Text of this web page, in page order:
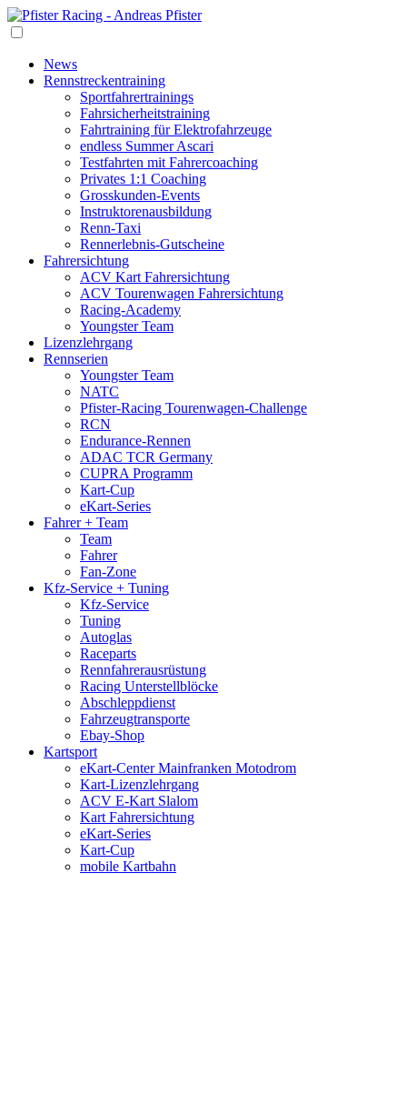
News
Rennstrecken­training
Sportfahrertrainings
Fahrsicherheits­training
Fahr­training für Elektrofahrzeuge
endless Summer Ascari
Testfahrten mit Fahrercoaching
Privates 1:1 Coaching
Grosskunden-Events
Instruktoren­ausbildung
Renn-Taxi
Rennerlebnis-Gutscheine
Fahrersichtung
ACV Kart Fahrersichtung
ACV Tourenwagen Fahrersichtung
Racing-Academy
Youngster Team
Lizenzlehrgang
Rennserien
Youngster Team
NATC
Pfister-Racing Tourenwagen-Challenge
RCN
Endurance-Rennen
ADAC TCR Germany
CUPRA Programm
Kart-Cup
eKart-Series
Fahrer + Team
Team
Fahrer
Fan-Zone
Kfz-Service + Tuning
Kfz-Service
Tuning
Autoglas
Raceparts
Rennfahrer­ausrüstung
Racing Unterstell­blöcke
Abschlepp­dienst
Fahrzeug­transporte
Ebay-Shop
Kartsport
eKart-Center Mainfranken Motodrom
Kart-Lizenzlehrgang
ACV E-Kart Slalom
Kart Fahrersichtung
eKart-Series
Kart-Cup
mobile Kartbahn